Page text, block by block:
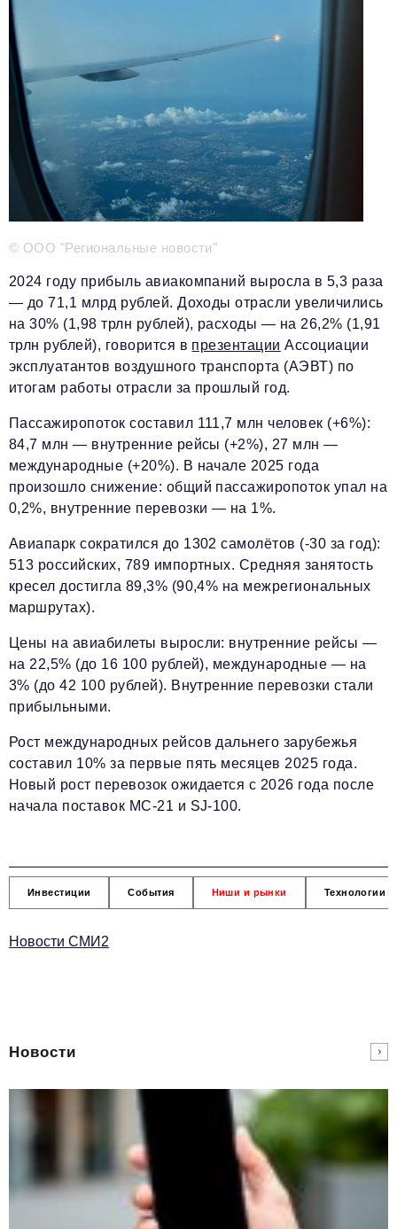
Видео
Телефон редакции: +7 495 727-01-67
Электронные почты редакции:
Информационный отдел
info@business-magazine.online
Отдел рекламы
reklama@business-magazine.online
Отдел распространения/редакционная подписка
podpiska@business-magazine.online
Отдел по работе с партнерами
© ООО "Региональные новости"
2024 году прибыль авиакомпаний выросла в 5,3 раза
— до 71,1 млрд рублей. Доходы отрасли увеличились
на 30% (1,98 трлн рублей), расходы — на 26,2% (1,91
трлн рублей), говорится в презентации Ассоциации
эксплуатантов воздушного транспорта (АЭВТ) по
итогам работы отрасли за прошлый год.
Пассажиропоток составил 111,7 млн человек (+6%):
84,7 млн — внутренние рейсы (+2%), 27 млн —
международные (+20%). В начале 2025 года
произошло снижение: общий пассажиропоток упал на
0,2%, внутренние перевозки — на 1%.
Авиапарк сократился до 1302 самолётов (-30 за год):
513 российских, 789 импортных. Средняя занятость
кресел достигла 89,3% (90,4% на межрегиональных
маршрутах).
Цены на авиабилеты выросли: внутренние рейсы —
на 22,5% (до 16 100 рублей), международные — на
3% (до 42 100 рублей). Внутренние перевозки стали
прибыльными.
Рост международных рейсов дальнего зарубежья
составил 10% за первые пять месяцев 2025 года.
Новый рост перевозок ожидается с 2026 года после
начала поставок МС-21 и SJ-100.
Инвестиции События Ниши и рынки Технологии
Новости СМИ2
Новости